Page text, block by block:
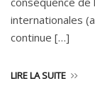
internationales
continue […]
LIRE LA SUITE